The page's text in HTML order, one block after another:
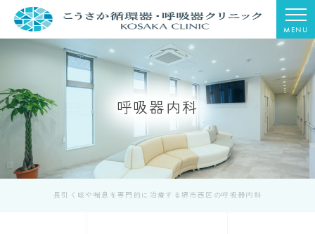
MENU
呼吸器内科
長引く咳や喘息を専門的に治療する堺市西区の呼吸器内科